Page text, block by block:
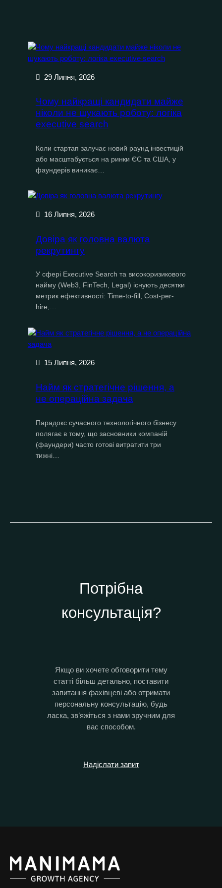
29 Липня, 2026
Чому найкращі кандидати майже
ніколи не шукають роботу: логіка
executive search
Коли стартап залучає новий раунд інвестицій
або масштабується на ринки ЄС та США, у
фаундерів виникає…
16 Липня, 2026
Довіра як головна валюта
рекрутингу
У сфері Executive Search та високоризикового
найму (Web3, FinTech, Legal) існують десятки
метрик ефективності: Time-to-fill, Cost-per-
hire,…
15 Липня, 2026
Найм як стратегічне рішення, а
не операційна задача
Парадокс сучасного технологічного бізнесу
полягає в тому, що засновники компаній
(фаундери) часто готові витратити три
тижні…
Потрібна
консультація?
Якщо ви хочете обговорити тему
статті більш детально, поставити
запитання фахівцеві або отримати
персональну консультацію, будь
ласка, зв’яжіться з нами зручним для
вас способом.
Надіслати запит